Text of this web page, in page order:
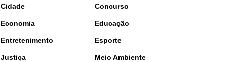
Cidade Concurso
Economia Educação
Entretenimento Esporte
Justiça Meio Ambiente